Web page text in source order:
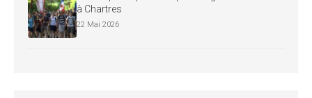
à Chartres
22 Mai 2026